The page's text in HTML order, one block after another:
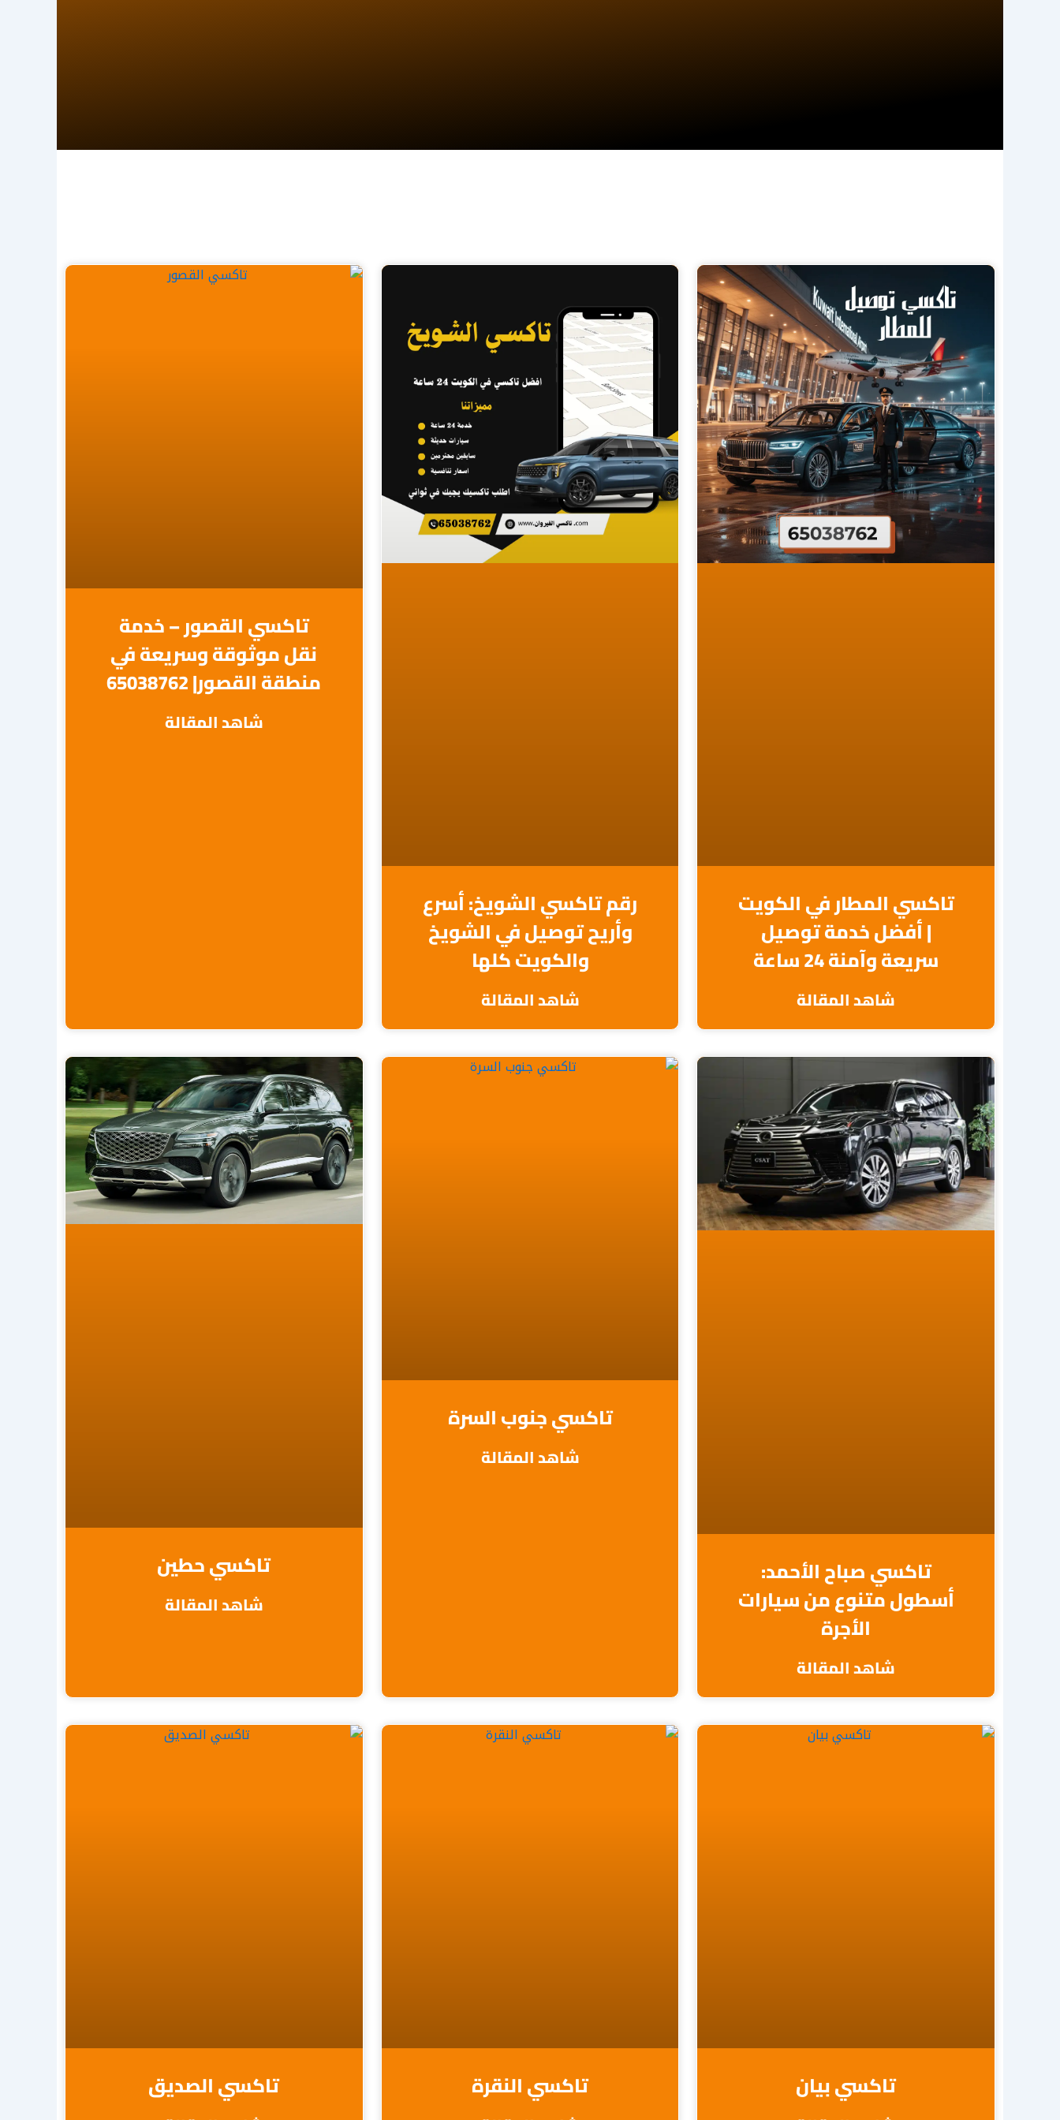
تاكسي المطار في الكويت
| أفضل خدمة توصيل
سريعة وآمنة 24 ساعة
شاهد المقالة
رقم تاكسي الشويخ: أسرع
وأريح توصيل في الشويخ
والكويت كلها
شاهد المقالة
تاكسي القصور – خدمة
نقل موثوقة وسريعة في
منطقة القصور| 65038762
شاهد المقالة
تاكسي صباح الأحمد:
أسطول متنوع من سيارات
الأجرة
شاهد المقالة
تاكسي جنوب السرة
شاهد المقالة
تاكسي حطين
شاهد المقالة
تاكسي بيان تاكسي النقرة تاكسي الصديق